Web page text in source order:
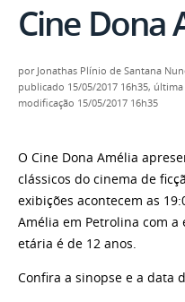
Cine Dona
por Jonathas Plínio de Santana
publicado 15/05/2017 16h35, última
modificação 15/05/2017 16h35
O Cine Dona Amélia
clássicos do cinema de
exibições acontecem as
Amélia em Petrolina com a
etária é de 12 anos.
Confira a sinopse e a data